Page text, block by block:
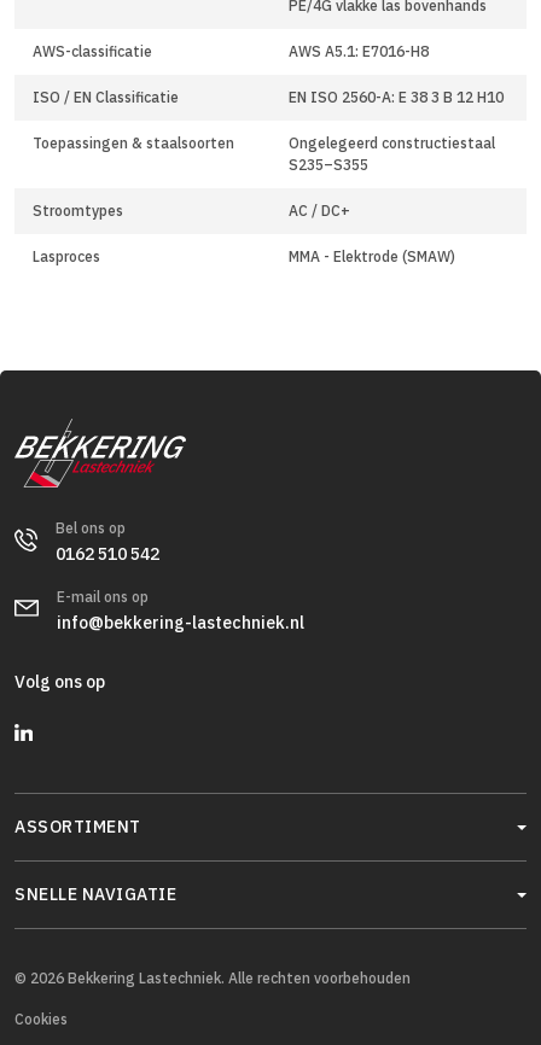
PE/4G vlakke las bovenhands
AWS-classificatie AWS A5.1: E7016-H8
ISO / EN Classificatie EN ISO 2560-A: E 38 3 B 12 H10
Toepassingen & staalsoorten
Ongelegeerd constructiestaal
S235–S355
Stroomtypes AC / DC+
Lasproces MMA - Elektrode (SMAW)
Bel ons op
0162 510 542
E-mail ons op
info@bekkering-lastechniek.nl
Volg ons op
ASSORTIMENT
SNELLE NAVIGATIE
© 2026 Bekkering Lastechniek. Alle rechten voorbehouden
Cookies